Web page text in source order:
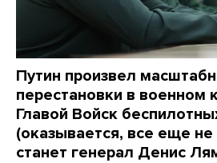
Путин произвел
перестановки в военном
Главой Войск
(оказывается, все еще не
станет генерал Денис